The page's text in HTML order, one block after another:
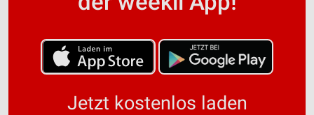
Jetzt kostenlos laden